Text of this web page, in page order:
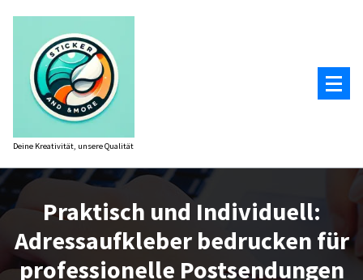
springen
Deine Kreativität, unsere Qualität
Praktisch und Individuell:
Adressaufkleber bedrucken für
professionelle Postsendungen